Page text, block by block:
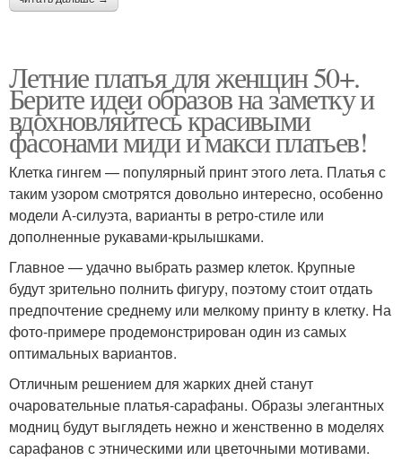
Летние платья для женщин 50+.
Берите идеи образов на заметку и
вдохновляйтесь красивыми
фасонами миди и макси платьев!
Клетка гингем — популярный принт этого лета. Платья с
таким узором смотрятся довольно интересно, особенно
модели А-силуэта, варианты в ретро-стиле или
дополненные рукавами-крылышками.
Главное — удачно выбрать размер клеток. Крупные
будут зрительно полнить фигуру, поэтому стоит отдать
предпочтение среднему или мелкому принту в клетку. На
фото-примере продемонстрирован один из самых
оптимальных вариантов.
Отличным решением для жарких дней станут
очаровательные платья-сарафаны. Образы элегантных
модниц будут выглядеть нежно и женственно в моделях
сарафанов с этническими или цветочными мотивами.